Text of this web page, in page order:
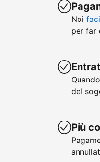
Noi
per far
del
Più